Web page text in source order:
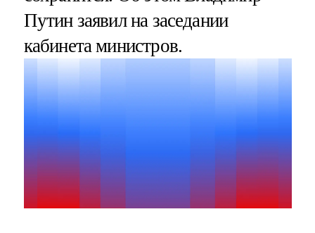
Путин заявил на заседании
кабинета министров.